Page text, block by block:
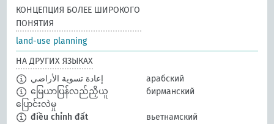
КОНЦЕПЦИЯ БОЛЕЕ ШИРОКОГО
ПОНЯТИЯ
land-use planning
НА ДРУГИХ ЯЗЫКАХ
إعادة تسوية الأراضي
арабский
မြေယာပြန်လည်ညှိယူ
ပြောင်းလဲမှု
бирманский
điều chỉnh đất
вьетнамский